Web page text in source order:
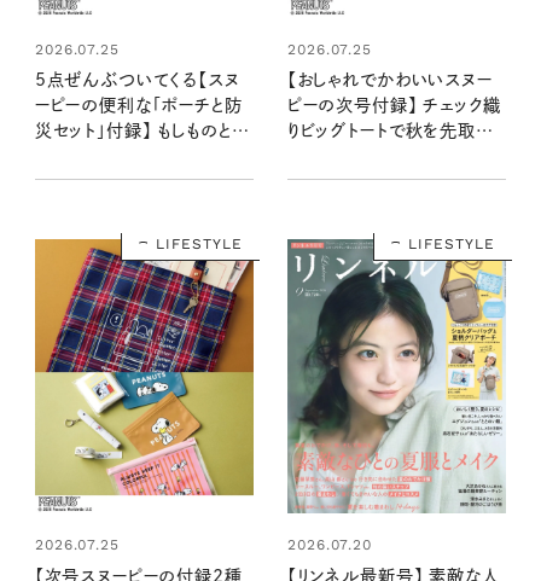
2026.07.25
5点ぜんぶついてくる【スヌ
ーピーの便利な「ポーチと防
災セット」付録】 もしものとき
ネル2026年10月号増刊
2026.07.25
【おしゃれでかわいいスヌー
ピーの次号付録】 チェック織
りビッグトートで秋を先取り！
年10月号
LIFESTYLE
2026.07.25
【次号スヌーピーの付録2種
LIFESTYLE
2026.07.20
【リンネル最新号】 素敵な人